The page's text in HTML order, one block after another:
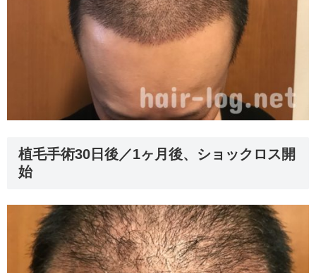
植毛手術30日後／1ヶ月後、ショックロス開
始